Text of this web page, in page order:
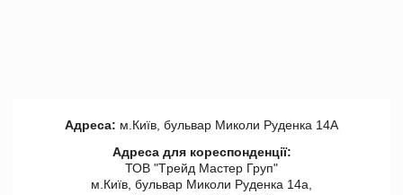
Адреса: м.Київ, бульвар Миколи Руденка 14А
Адреса для кореспонденції:
ТОВ "Tрейд Мастер Груп"
м.Київ, бульвар Миколи Руденка 14а,